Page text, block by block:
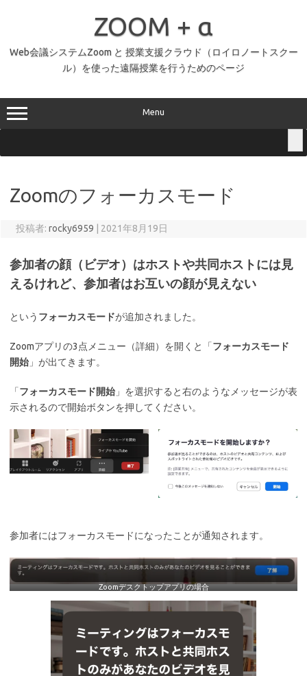
ZOOM + α
Web会議システムZoom と 授業支援クラウド（ロイロノートスクー
ル）を使った遠隔授業を行うためのページ
Menu
Zoomのフォーカスモード
投稿者: rocky6959 2021年8月19日
参加者の顔（ビデオ）はホストや共同ホストには見
えるけれど、参加者はお互いの顔が見えない
という フォーカスモードが追加されました。
Zoomアプリの3点メニュー（詳細）を開くと「フォーカスモード
開始 」が出てきます。
「フォーカスモード開始 」を選択すると右のようなメッセージが表
示されるので開始ボタンを押してください。
参加者にはフォーカスモードになったことが通知されます。
Zoomデスクトップアプリの場合